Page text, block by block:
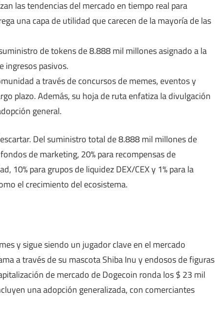
las tendencias del mercado en tiempo real para
una capa de utilidad que carecen de la mayoría de las
de tokens de 8.888 mil millones asignado a la
ingresos pasivos.
a través de concursos de memes, eventos y
plazo. Además, su hoja de ruta enfatiza la divulgación
general.
Del suministro total de 8.888 mil millones de
de marketing, 20% para recompensas de
10% para grupos de liquidez DEX/CEX y 1% para la
el crecimiento del ecosistema.
y sigue siendo un jugador clave en el mercado
a través de su mascota Shiba Inu y endosos de figuras
de mercado de Dogecoin ronda los $ 23 mil
una adopción generalizada, con comerciantes